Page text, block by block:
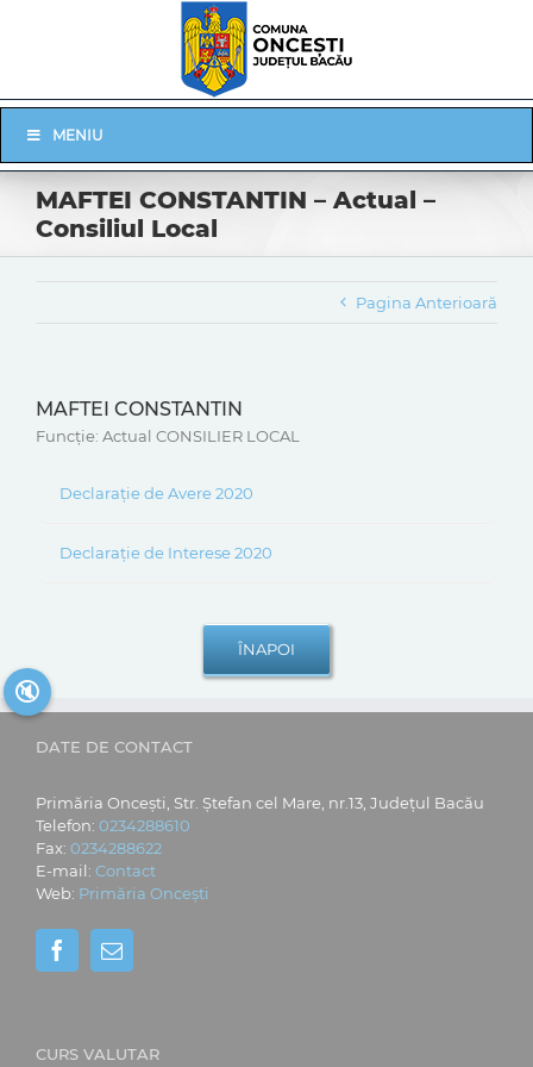
Navigation
MENIU
MAFTEI CONSTANTIN – Actual –
Consiliul Local
Pagina Anterioară
MAFTEI CONSTANTIN
Funcție: Actual CONSILIER LOCAL
Declarație de Avere 2020
Declarație de Interese 2020
DATE DE CONTACT
Primăria Oncești, Str. Ștefan cel Mare, nr.13, Județul Bacău
Telefon: 0234288610
Fax: 0234288622
E-mail: Contact
Web: Primăria Oncești
CURS VALUTAR
🔇